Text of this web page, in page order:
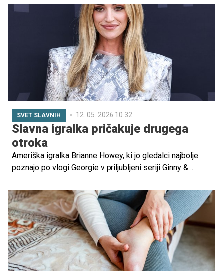
ustreza materi in otroku. A podaljšano dojenje odpira tudi
številna vprašanja: kako vpliva na telo ženske, hormone,
energijo in zdravje?
SVET SLAVNIH 12. 05. 2026 10.32
Slavna igralka pričakuje drugega
otroka
Ameriška igralka Brianne Howey, ki jo gledalci najbolje
poznajo po vlogi Georgie v priljubljeni seriji Ginny &
Zieringom pričakujeta drugega otroka.